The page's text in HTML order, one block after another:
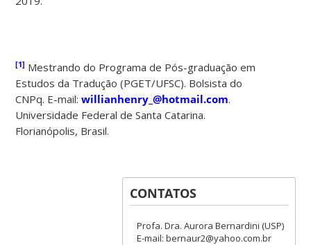
[1] Mestrando do Programa de Pós-graduação em
Estudos da Tradução (PGET/UFSC). Bolsista do
CNPq. E-mail:willianhenry_@hotmail.com.
Universidade Federal de Santa Catarina.
Florianópolis, Brasil.
CONTATOS
Profa. Dra. Aurora Bernardini (USP)
E-mail: bernaur2@yahoo.com.br